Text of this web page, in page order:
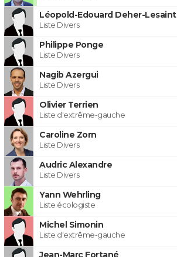
Léopold-Edouard Deher-Lesaint
Liste Divers
Philippe Ponge
Liste Divers
Nagib Azergui
Liste Divers
Olivier Terrien
Liste d'extrême-gauche
Caroline Zorn
Liste Divers
Audric Alexandre
Liste Divers
Yann Wehrling
Liste écologiste
Michel Simonin
Liste d'extrême-gauche
Jean-Marc Fortané